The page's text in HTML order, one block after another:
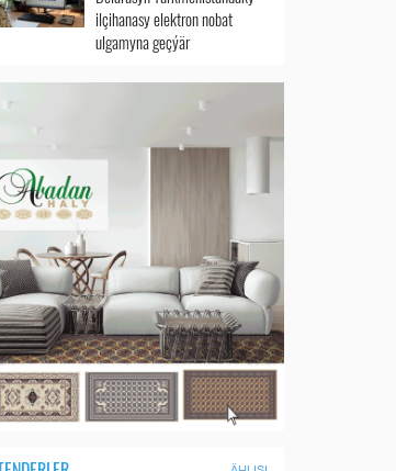
ilçihanasy elektron nobat
ulgamyna geçýär